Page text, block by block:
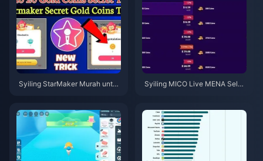
Syiling StarMaker Murah untuk
Syiling MICO Live MENA Selep